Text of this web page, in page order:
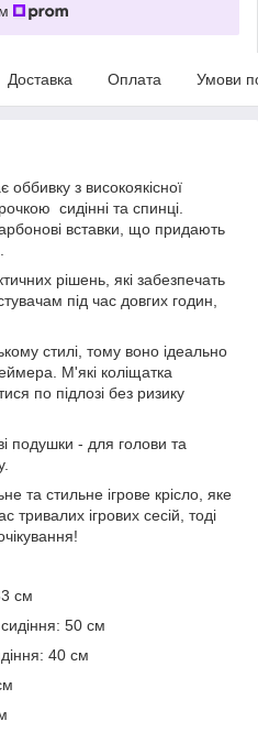
Доставка Оплата Умови
оббивку з високоякісної
сидінні та спинці.
вставки, що придають
рішень, які забезпечать
під час довгих годин,
стилі, тому воно ідеально
М'які коліщатка
по підлозі без ризику
подушки - для голови та
та стильне ігрове крісло, яке
тривалих ігрових сесій, тоді
см
50 см
40 см